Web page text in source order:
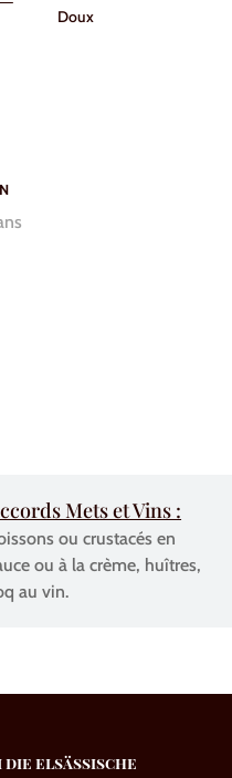
Doux
Mets et Vins :
ou crustacés en
ou à la crème, huîtres,
au vin.
die elsässische